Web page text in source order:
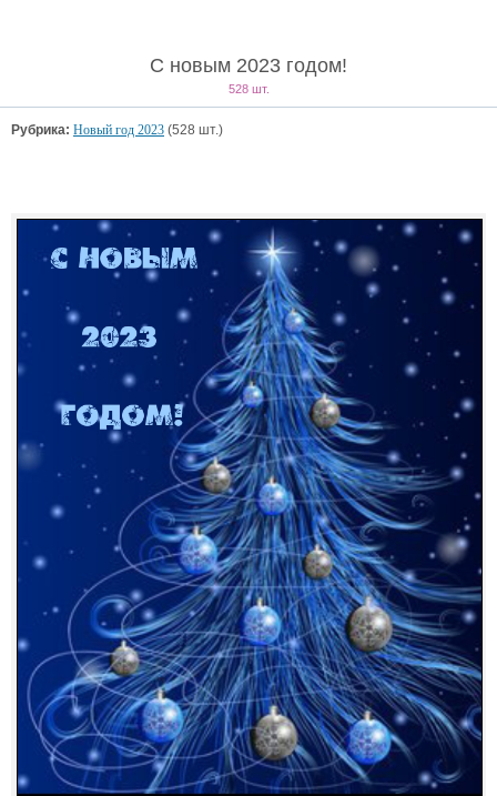
С новым 2023 годом!
528 шт.
Рубрика: Новый год 2023 (528 шт.)